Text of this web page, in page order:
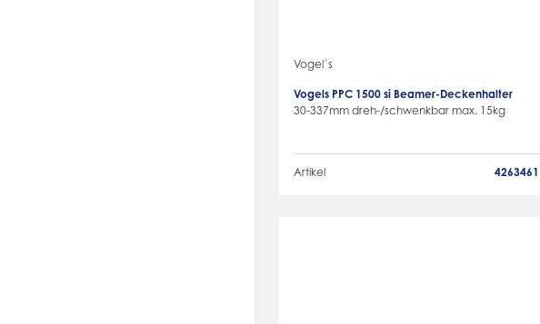
Vogel´s
Vogels PPC 1500 si Beamer-Deckenhalter
30-337mm dreh-/schwenkbar max. 15kg
Artikel 4263461